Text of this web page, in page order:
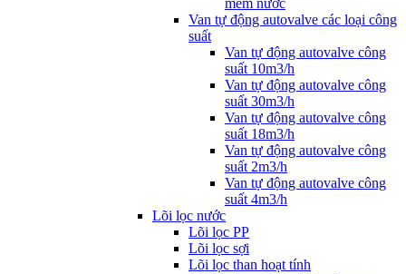
mềm nước
Van tự động autovalve các loại công
suất
Van tự động autovalve công
suất 10m3/h
Van tự động autovalve công
suất 30m3/h
Van tự động autovalve công
suất 18m3/h
Van tự động autovalve công
suất 2m3/h
Van tự động autovalve công
suất 4m3/h
Lõi lọc nước
Lõi lọc PP
Lõi lọc sợi
Lõi lọc than hoạt tính